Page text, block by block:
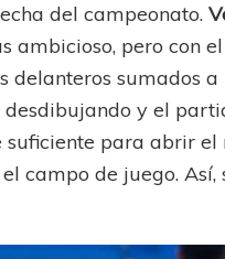
del campeonato.
ambicioso, pero con
delanteros sumados
desdibujando y el
suficiente para abrir el
campo de juego.